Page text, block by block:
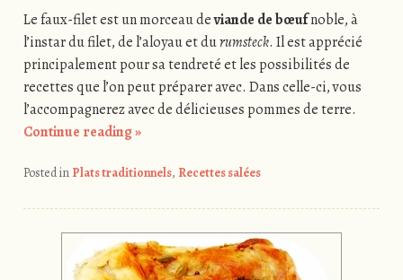
Le faux-filet est un morceau deviande debœufnoble, à
l’instar du filet, de l’aloyau et durumsteck. Il est apprécié
principalement pour sa tendreté et les possibilités de
recettes que l’on peut préparer avec. Dans celle-ci, vous
l’accompagnerez avec de délicieuses pommes de terre.
Continue reading»
Posted in Plats traditionnels, Recettes salées